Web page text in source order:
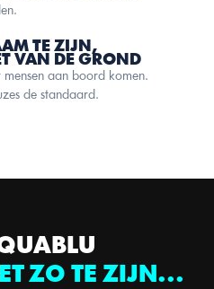
TE ZIJN,
VAN DE GROND
aan boord komen.
de standaard.
ZO TE ZIJN...